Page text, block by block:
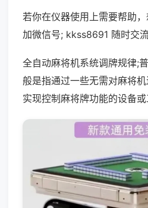
若你在仪器使用上需要帮助
加微信号; kkss8691 随时交流
全自动麻将机系统调牌规律;
般是指通过一些无需对麻将
实现控制麻将牌功能的设备或